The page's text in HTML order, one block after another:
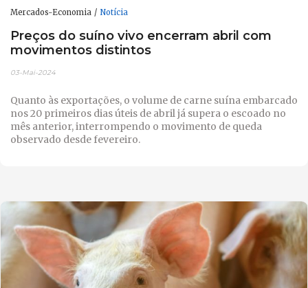
Mercados-Economia Notícia
Preços do suíno vivo encerram abril com
movimentos distintos
03-Mai-2024
Quanto às exportações, o volume de carne suína embarcado
nos 20 primeiros dias úteis de abril já supera o escoado no
mês anterior, interrompendo o movimento de queda
observado desde fevereiro.